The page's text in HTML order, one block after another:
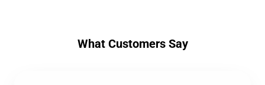
What Customers Say